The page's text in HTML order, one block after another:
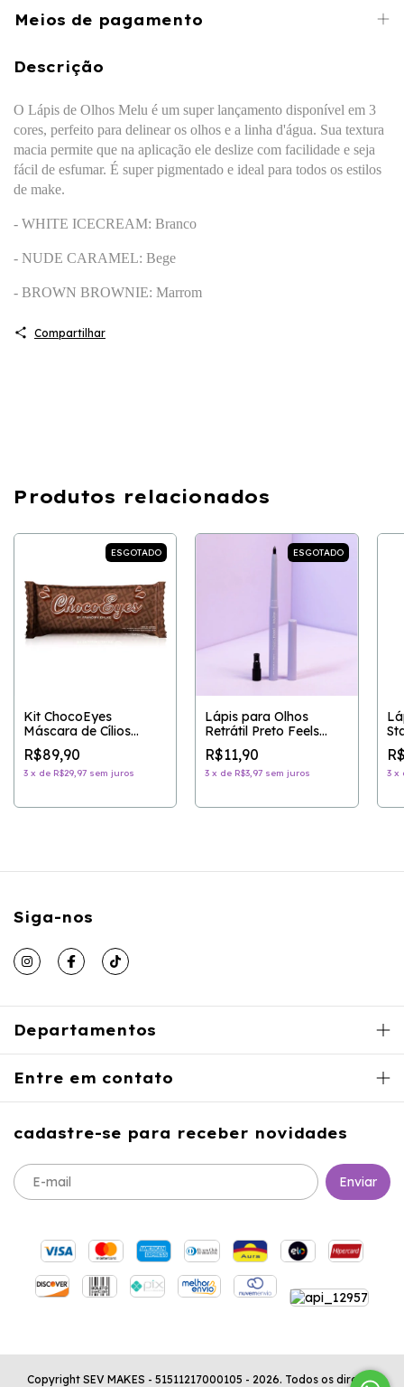
Meios de pagamento
Descrição
O Lápis de Olhos Melu é um super lançamento disponível em 3
cores, perfeito para delinear os olhos e a linha d'água. Sua textura
macia permite que na aplicação ele deslize com facilidade e seja
fácil de esfumar. É super pigmentado e ideal para todos os estilos
de make.
- WHITE ICECREAM: Branco
- NUDE CARAMEL: Bege
- BROWN BROWNIE: Marrom
Compartilhar
Produtos relacionados
ESGOTADO
Kit ChocoEyes
Máscara de Cílios
Marrom e Lápis
Multifuncional - FRAN
BY FRANCINY EHLKE
R$89,90
3 x de R$29,97 sem juros
ESGOTADO
Lápis para Olhos
Retrátil Preto Feels
Mood - RUBY ROSE
R$11,90
3 x de R$3,97 sem juros 3 x
Siga-nos
Departamentos
Entre em contato
cadastre-se para receber novidades
Copyright SEV MAKES - 51511217000105 - 2026. Todos os direitos